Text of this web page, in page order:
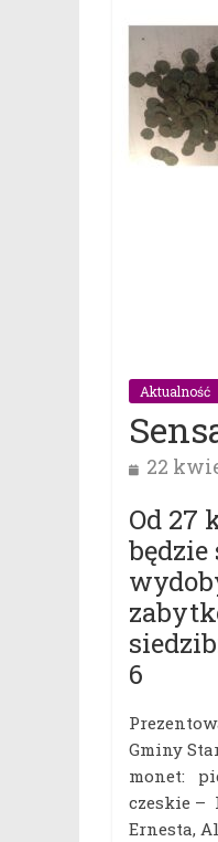
Aktualność
22
Od 27
będzie
6
Gminy
monet:
czeskie –
Ernesta,